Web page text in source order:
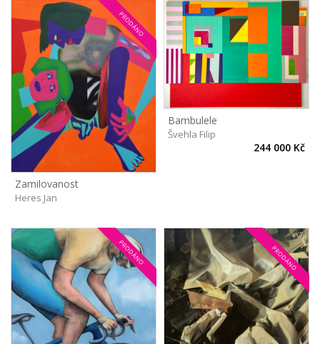
PRODÁNO
Zamilovanost
Heres Jan
Bambulele
Švehla Filip
244 000 Kč
PRODÁNO PRODÁNO